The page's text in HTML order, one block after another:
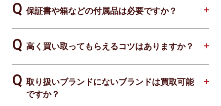
保証書や箱などの付属品は必要ですか？
高く買い取ってもらえるコツはありますか？
取り扱いブランドにないブランドは買取可能
ですか？